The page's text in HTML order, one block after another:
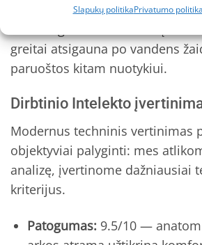
Slapukų politikaPrivatumo politika
aukštos temperatūros
greitai atsigauna po vandens
paruoštos kitam nuotykiui.
Dirbtinio Intelekto
Modernus techninis vertinimas
objektyviai palyginti: mes
analizę, įvertinome dažniausiai
kriterijus.
Patogumas: 9.5/10 —